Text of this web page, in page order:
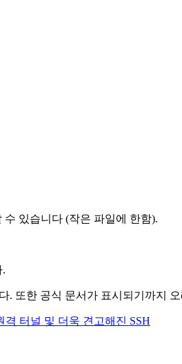
있습니다 (작은 파일에 한함).
.
. 또한 공식 문서가 표시되기까지
격 터널 및 더욱 견고해진 SSH